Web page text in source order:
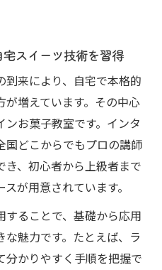
スイーツ技術を習得
来により、自宅で本格的
増えています。その中心
お菓子教室です。インタ
国どこからでもプロの講師
、初心者から上級者まで
が用意されています。
ることで、基礎から応用
魅力です。たとえば、ラ
かりやすく手順を把握で